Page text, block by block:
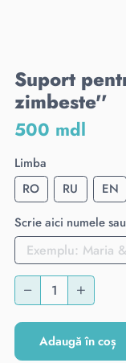
Suport
zimbeste''
500 mdl
Limba
RO
RU
EN
Scrie aici numele
Adaugă în coș